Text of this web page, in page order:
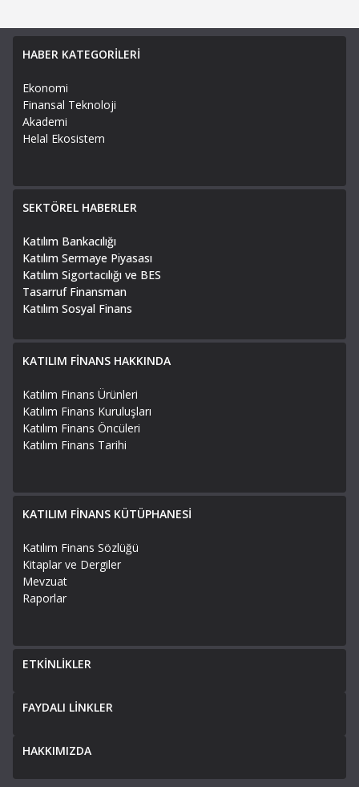
HABER KATEGORİLERİ
Ekonomi
Finansal Teknoloji
Akademi
Helal Ekosistem
SEKTÖREL HABERLER
Katılım Bankacılığı
Katılım Sermaye Piyasası
Katılım Sigortacılığı ve BES
Tasarruf Finansman
Katılım Sosyal Finans
KATILIM FİNANS HAKKINDA
Katılım Finans Ürünleri
Katılım Finans Kuruluşları
Katılım Finans Öncüleri
Katılım Finans Tarihi
KATILIM FİNANS KÜTÜPHANESİ
Katılım Finans Sözlüğü
Kitaplar ve Dergiler
Mevzuat
Raporlar
ETKİNLİKLER
FAYDALI LİNKLER
HAKKIMIZDA